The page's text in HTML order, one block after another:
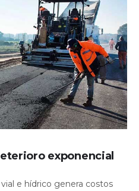
exponencial
e hídrico genera costos